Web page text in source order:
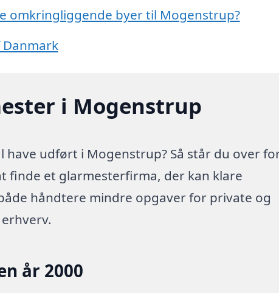
omkringliggende byer til Mogenstrup?
i Mogenstrup
have udført i Mogenstrup? Så står du over
finde et glarmesterfirma, der kan klare
håndtere mindre opgaver for private og
år 2000